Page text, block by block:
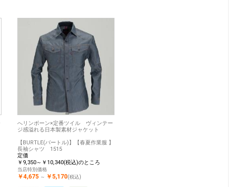
へリンボーン×定番ツイル ヴィンテー
ジ感溢れる日本製素材ジャケット
【BURTLE(バートル)】【春夏作業服 】
長袖シャツ 1515
定価
￥9,350～￥10,340(税込)のところ
当店特別価格
￥4,675 ～ ￥5,170(税込)